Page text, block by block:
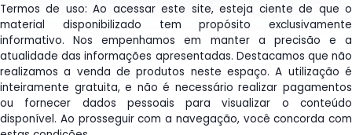
Termos de uso: Ao acessar este site, esteja ciente de que o
material disponibilizado tem propósito exclusivamente
informativo. Nos empenhamos em manter a precisão e a
atualidade das informações apresentadas. Destacamos que não
realizamos a venda de produtos neste espaço. A utilização é
inteiramente gratuita, e não é necessário realizar pagamentos
ou fornecer dados pessoais para visualizar o conteúdo
disponível. Ao prosseguir com a navegação, você concorda com